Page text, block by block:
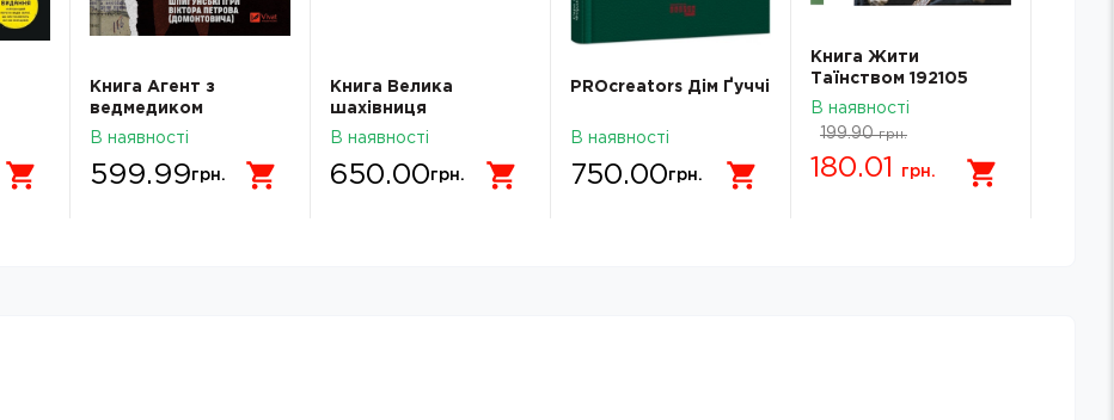
Книга Агент з
ведмедиком
В наявності
599.99грн.
Книга Велика
шахівниця
В наявності
650.00грн.
PROcreators Дім Ґуччі
В наявності
750.00грн.
Книга Жити
Таїнством 192105
В наявності
199.90 грн.
180.01 грн.